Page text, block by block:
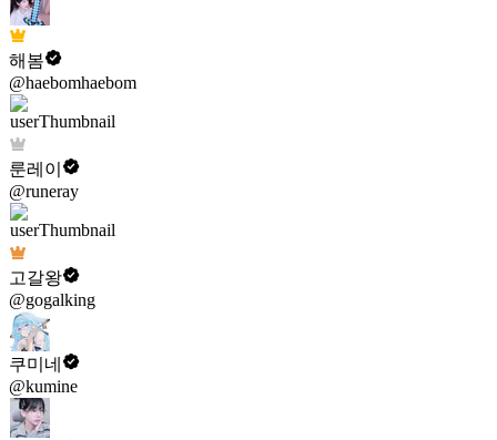
해봄
@haebomhaebom
룬레이
@runeray
고갈왕
@gogalking
쿠미네
@kumine